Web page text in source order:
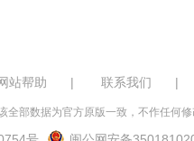
站帮助 | 联系我们 |
部数据为官方原版一致，不作任何